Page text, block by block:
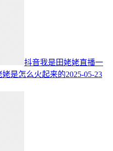
抖音我是田姥姥直播一
是怎么火起来的2025-05-23